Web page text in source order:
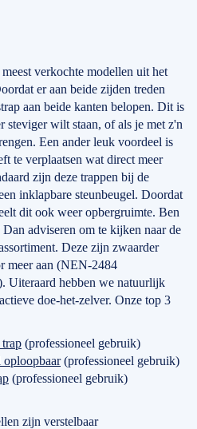
verkochte modellen uit het
er aan beide zijden treden
aan beide kanten belopen. Dit is
steviger wilt staan, of als je met z'n
Een ander leuk voordeel is
te verplaatsen wat direct meer
zijn deze trappen bij de
inklapbare steunbeugel. Doordat
dit ook weer opbergruimte. Ben
adviseren om te kijken naar de
Deze zijn zwaarder
meer aan (NEN-2484
Uiteraard hebben we natuurlijk
doe-het-zelver. Onze top 3
(professioneel gebruik)
(professioneel gebruik)
(professioneel gebruik)
zijn verstelbaar